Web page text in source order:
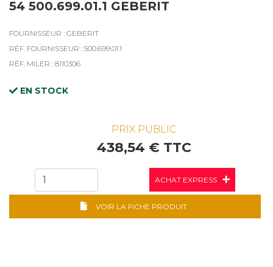
54 500.699.01.1 GEBERIT
FOURNISSEUR : GEBERIT
RÉF. FOURNISSEUR : 500.699.01.1
RÉF. MILER : 8110306
EN STOCK
PRIX PUBLIC
438,54 € TTC
ACHAT EXPRESS
VOIR LA FICHE PRODUIT